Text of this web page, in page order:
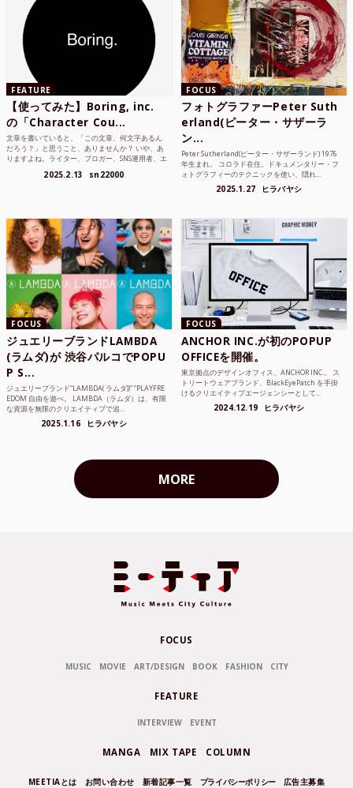
FEATURE
【使ってみた】Boring, inc.
の「Character Cou...
文章を書いていると、「この文章、何文字あるん
だろう？」と思うこと、ありませんか？ いや、あ
りますよね。ライター、ブロガー、SNS運用者、エ
2025.2.13 sn22000
FOCUS
フォトグラファーPeter Suth
erland(ピーター・サザーラ
ン...
Peter Sutherland(ピーター・サザーランド) 1976
年生まれ。 コロラド在住。ドキュメンタリー・フ
ォトグラフィーのテクニックを使い、隠れ...
2025.1.27 ヒラバヤシ
FOCUS
ジュエリーブランドLAMBDA
(ラムダ)が 渋谷パルコでPOPU
P S...
ジュエリーブランド“LAMBDA( ラムダ))” “PLAYFRE
EDOM 自由を遊べ。 LAMBDA（ラムダ）は、有限
な資源を無限のクリエイティブで追...
2025.1.16 ヒラバヤシ
FOCUS
ANCHOR INC.が初のPOPUP
OFFICEを開催。
東京拠点のデザインオフィス、ANCHOR INC.。 ス
トリートウェアブランド、BlackEyePatch を手掛
けるクリエイティブエージェンシーとして...
2024.12.19 ヒラバヤシ
MORE
FOCUS
MUSIC MOVIE ART/DESIGN BOOK FASHION CITY
FEATURE
INTERVIEW EVENT
MANGA MIX TAPE COLUMN
MEETIAとは お問い合わせ 新着記事一覧 プライバシーポリシー 広告主募集